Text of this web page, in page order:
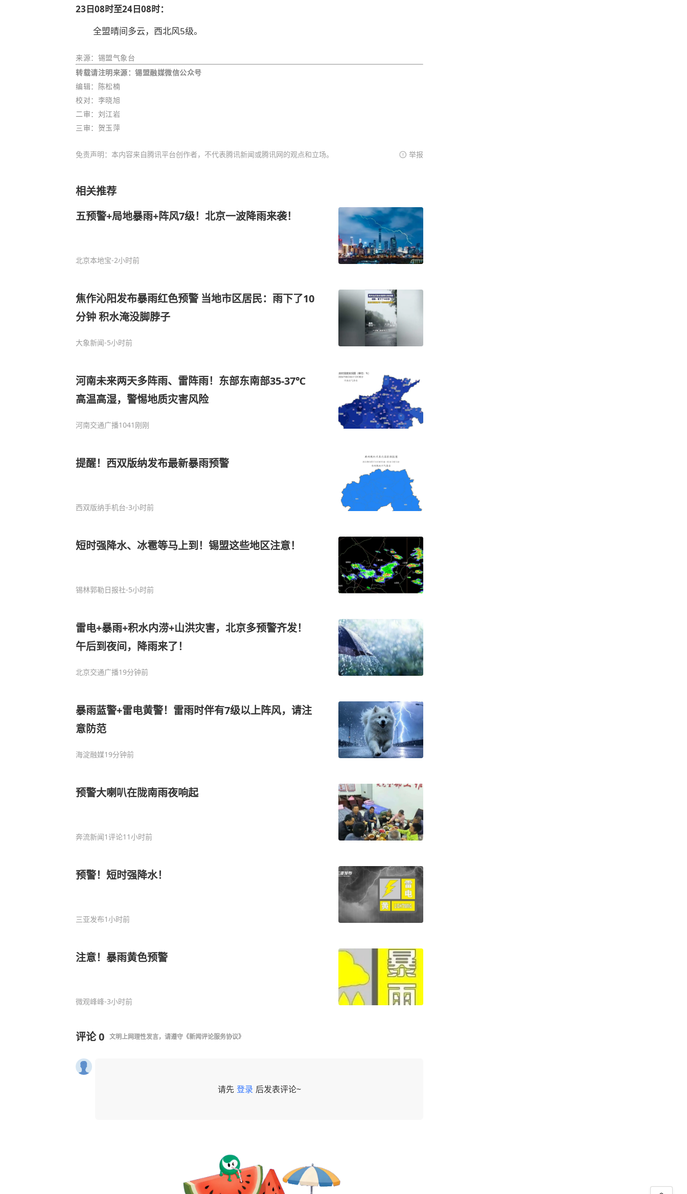
23日08时至24日08时：
全盟晴间多云，西北风5级。
来源： 锡盟气象台
转载请注明来源： 锡盟融媒微信公众号
编辑：陈松楠
校对： 李晓旭
二审：刘江岩
三审：贺玉萍
免责声明：本内容来自腾讯平台创作者，不代表腾讯新闻或腾讯网的观点和立场。 举报
相关推荐
五预警+局地暴雨+阵风7级！北京一波降雨来袭！
北京本地宝-2小时前
焦作沁阳发布暴雨红色预警 当地市区居民：雨下了10
分钟 积水淹没脚脖子
大象新闻-5小时前
河南未来两天多阵雨、雷阵雨！东部东南部35‑37℃
高温高湿，警惕地质灾害风险
河南交通广播1041 刚刚
提醒！西双版纳发布最新暴雨预警
西双版纳手机台-3小时前
短时强降水、冰雹等马上到！锡盟这些地区注意！
锡林郭勒日报社-5小时前
雷电+暴雨+积水内涝+山洪灾害，北京多预警齐发！
午后到夜间，降雨来了！
北京交通广播19分钟前
暴雨蓝警+雷电黄警！雷雨时伴有7级以上阵风，请注
意防范
海淀融媒19分钟前
预警大喇叭在陇南雨夜响起
奔流新闻1评论11小时前
预警！短时强降水！
三亚发布1小时前
注意！暴雨黄色预警
微观峰峰-3小时前
评论0 文明上网理性发言，请遵守 《新闻评论服务协议》
请先 登录 后发表评论~